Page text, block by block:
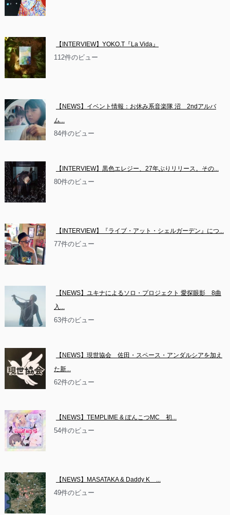
【INTERVIEW】YOKO.T『La Vida』
112件のビュー
【NEWS】イベント情報：お休み系音楽隊 沼　2ndアルバ
ム...
84件のビュー
【INTERVIEW】黒色エレジー、27年ぶりリリース。その...
80件のビュー
【INTERVIEW】『ライブ・アット・シェルガーデン』につ...
77件のビュー
【NEWS】ユキナによるソロ・プロジェクト 愛探眼影　8曲
入...
63件のビュー
【NEWS】現世協会　佐田・スペース・アンダルシアを加え
た新...
62件のビュー
【NEWS】TEMPLIME & ぽんこつMC　初...
54件のビュー
【NEWS】MASATAKA & Daddy K　...
49件のビュー